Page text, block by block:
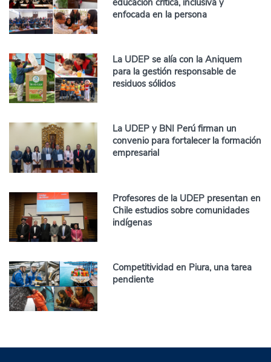
enfocada en la persona
La UDEP se alía con la Aniquem
para la gestión responsable de
residuos sólidos
La UDEP y BNI Perú firman un
convenio para fortalecer la formación
empresarial
Profesores de la UDEP presentan en
Chile estudios sobre comunidades
indígenas
Competitividad en Piura, una tarea
pendiente